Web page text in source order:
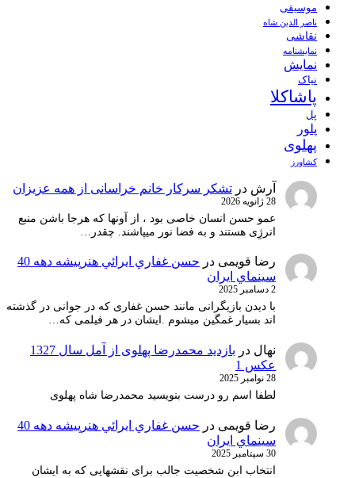
موسیقی
ناصر الدین شاه
نقاشی
نمايشنامه
نمایش
نیاک
پاشاکلا
پل
پلور
پهلوی
کشاورز
آرش در تشکر سرکار خانم خراسانی از همه عزیزان
28 ژانویه 2026
عمو حسن انسان خاصی بود ، از آونها که هرجا باشن منبع
انرژِی هستند و به فضا نور میپاشند. چقدر…
رضا قویمی در
حسن غفاري ايرائي هنرپيشه دهه 40
سينماي ايران
2 دسامبر 2025
با دیدن بازیگرانی مانند حسن غفاری که در جوانی در گذشته
اند بسیار غمگین میشوم .ایشان در هر فیلمی که…
نهال در
بازدید محمدرضا پهلوی از آمل سال 1327
عکس 1
28 نوامبر 2025
لطفا اسم رو درست بنویسید محمدرضا شاه پهلوی
رضا قویمی در
حسن غفاري ايرائي هنرپيشه دهه 40
سينماي ايران
30 سپتامبر 2025
انتخاب ابن شخصیت جالب برای نقشهایی که به ایشان